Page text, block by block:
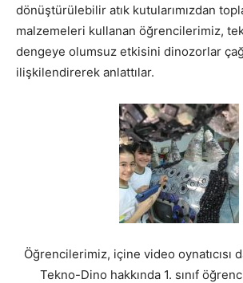
dönüştürülebilir atık kutularımızdan
malzemeleri kullanan öğrencilerimiz,
dengeye olumsuz etkisini dinozorlar
ilişkilendirerek anlattılar.
Öğrencilerimiz, içine video oynatıcısı
Tekno-Dino hakkında 1. sınıf